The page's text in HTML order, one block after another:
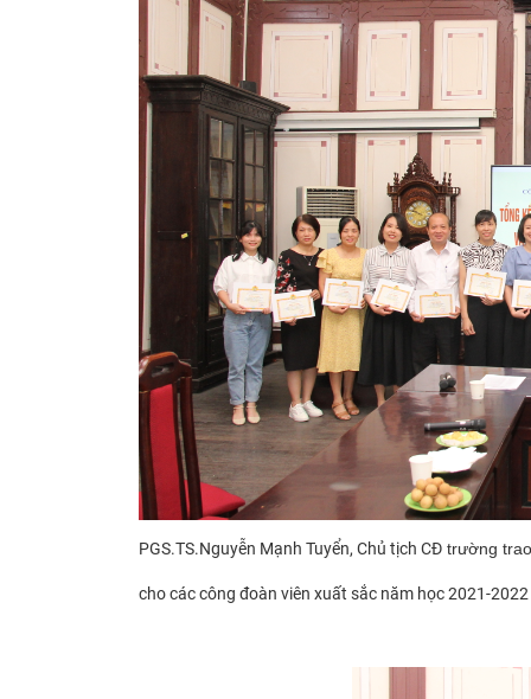
PGS.TS.Nguyễn Mạnh Tuyển, Chủ tịch CĐ trường
cho các công đoàn viên xuất sắc năm học 2021-2022